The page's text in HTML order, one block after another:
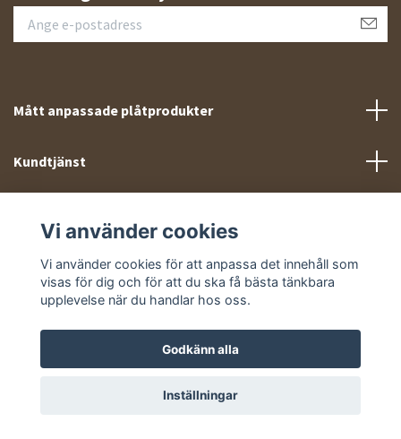
Mått anpassade plåtprodukter
Kundtjänst
Sociala medier
© 2026 Takprofiler.se
Vi använder cookies
Vi använder cookies för att anpassa det innehåll som
visas för dig och för att du ska få bästa tänkbara
upplevelse när du handlar hos oss.
Godkänn alla
Inställningar